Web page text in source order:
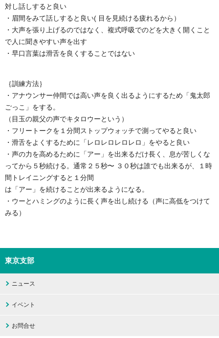
対し話しすると良い
・眉間をみて話しすると良い( 目を見続ける疲れるから）
・大声を張り上げるのではなく、複式呼吸でのどを大きく開くこと
で人に聞きやすい声を出す
・早口言葉は滑舌を良くすることではない
｛訓練方法｝
・アナウンサー仲間では高い声を良く出るようにするため「鬼太郎
ごっこ」をする。
（目玉の親父の声でキタロウーという）
・フリートークを１分間ストップウォッチで測ってやると良い
・滑舌をよくするために「レロレロレロレロ」をやると良い
・声の力を高めるために「アー」を出来るだけ長く、息が苦しくな
ってから５秒続ける。通常２５秒〜 ３０秒は誰でも出来るが、１時
間トレイニングすると１分間
は「アー」を続けることが出来るようになる。
・ウーとハミングのように長く声を出し続ける（声に高低をつけて
みる）
東京支部
ニュース
イベント
お問合せ